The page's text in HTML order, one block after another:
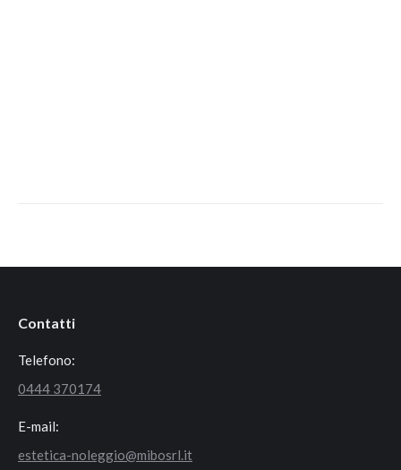
Contatti
Telefono:
0444 370174
E-mail:
estetica-noleggio@mibosrl.it